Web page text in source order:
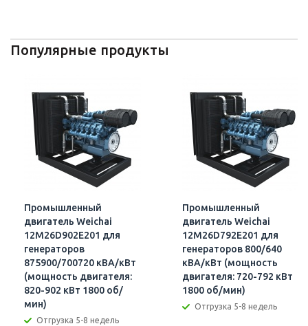
Популярные продукты
Промышленный
двигатель Weichai
12M26D902E201 для
генераторов
875900/700720 кВА/кВт
(мощность двигателя:
820-902 кВт 1800 об/
мин)
Отгрузка 5-8 недель
Промышленный
двигатель Weichai
12M26D792E201 для
генераторов 800/640
кВА/кВт (мощность
двигателя: 720-792 кВт
1800 об/мин)
Отгрузка 5-8 недель